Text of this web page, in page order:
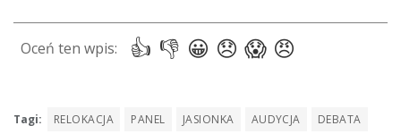
Tagi: RELOKACJA PANEL JASIONKA AUDYCJA
DEBATA